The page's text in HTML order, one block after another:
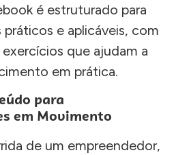
é estruturado para
e aplicáveis, com
que ajudam a
em prática.
para
em Movimento
de um empreendedor,